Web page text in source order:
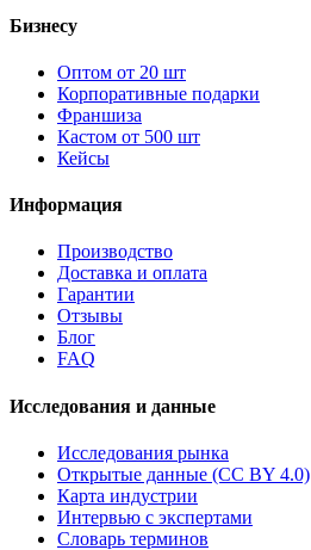
Бизнесу
Оптом от 20 шт
Корпоративные подарки
Франшиза
Кастом от 500 шт
Кейсы
Информация
Производство
Доставка и оплата
Гарантии
Отзывы
Блог
FAQ
Исследования и данные
Исследования рынка
Открытые данные (CC BY 4.0)
Карта индустрии
Интервью с экспертами
Словарь терминов